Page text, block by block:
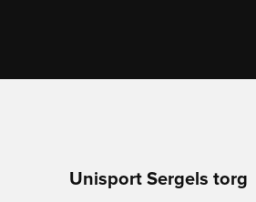
Unisport Sergels torg